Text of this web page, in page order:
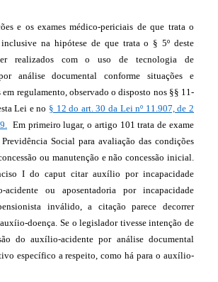
e os exames médico-periciais de que trata o
na hipótese de que trata o § 5º deste
realizados com o uso de tecnologia de
análise documental conforme situações e
regulamento, observado o disposto nos §§ 11-
Lei e no § 12 do art. 30 da Lei nº 11.907, de 2
Em primeiro lugar, o artigo 101 trata de exame
Social para avaliação das condições
ou manutenção e não concessão inicial.
I do caput citar auxílio por incapacidade
acidente ou aposentadoria por incapacidade
inválido, a citação parece decorrer
doença. Se o legislador tivesse intenção de
do auxílio-acidente por análise documental
específico a respeito, como há para o auxílio-